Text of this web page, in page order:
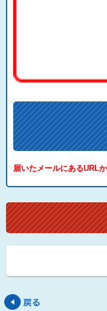
届いたメールにあるURL